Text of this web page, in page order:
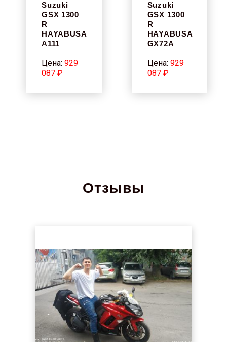
Suzuki
GSX 1300
R
HAYABUSA
A111
Цена:929
087 ₽
Suzuki
GSX 1300
R
HAYABUSA
GX72A
Цена: 929
087 ₽
Отзывы